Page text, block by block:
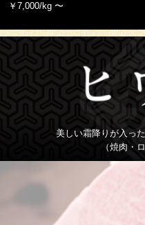
￥7,000/kg 〜
美しい霜降りが入っ
（焼肉・